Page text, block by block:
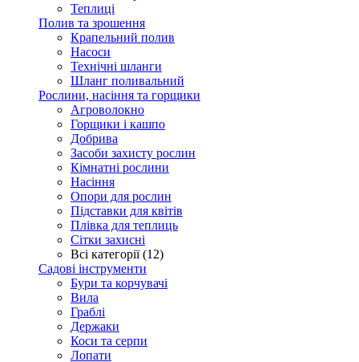
Теплиці
Полив та зрошення
Крапельний полив
Насоси
Технічні шланги
Шланг поливальний
Рослини, насіння та горщики
Агроволокно
Горщики і кашпо
Добрива
Засоби захисту рослин
Кімнатні рослини
Насіння
Опори для рослин
Підставки для квітів
Плівка для теплиць
Сітки захисні
Всі категорії (12)
Садові інструменти
Бури та корчувачі
Вила
Граблі
Держаки
Коси та серпи
Лопати